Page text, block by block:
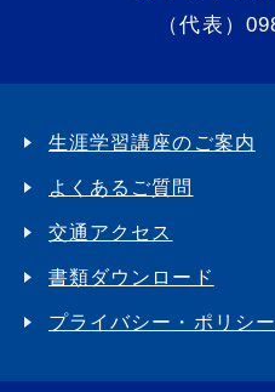
（代表）
生涯学習講座のご案内
よくあるご質問
交通アクセス
書類ダウンロード
プライバシー・ポリシー